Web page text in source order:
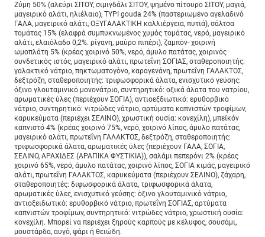
Ζύμη 50% (αλεύρι ΣΙΤΟΥ, σιμιγδάλι ΣΙΤΟΥ, ψημένο πίτουρο ΣΙΤΟΥ, μαγιά,
μαγειρικό αλάτι, ηλιέλαιο), ΤΥΡΙ gouda 24% (παστεριωμένο αγελαδινό
ΓΑΛΑ, μαγειρικό αλάτι, ΟΞΥΓΑΛΑΚΤΙΚΗ καλλιέργεια, πυτιά), σάλτσα
τομάτας 15% (ελαφρά συμπυκνωμένος χυμός τομάτας, νερό, μαγειρικό
αλάτι, ελαιόλαδο 0,2%. ρίγανη, μαύρο πιπέρι), ζαμπόν- χοιρινή
ωμοπλάτη 5% (κρέας χοιρινό 50%, νερό, άμυλο πατάτας, χοιρινός
συνδετικός ιστός, μαγειρικό αλάτι, πρωτεΐνη ΣΟΓΙΑΣ, σταθεροποιητής:
γαλακτικό νάτριο, πηκτωματογόνο, καραγενάνη, πρωτεΐνη ΓΑΛΑΚΤΟΣ,
δεξτρόζη, σταθεροποιητής: τριφωσφορικά άλατα, ενισχυτικό γεύσης:
όξινο γλουταμινικό μονονάτριο, συντηρητικό: οξικά άλατα του νατρίου,
αρωματικές ύλες (περιέχουν ΣΟΓΙΑ), αντιοεξδιωτικό: ερυθορβικό
νάτριο, συντηρητικό: νιτρώδες νάτριο, αρτύματα καπνιστών τροφίμων,
καρυκεύματα (περιέχει ΣΕΛΙΝΟ), χρωστική ουσία: κονεχίλη), μπεϊκόν
καπνιστό 4% (κρέας χοιρινό 75%, νερό, χοιρινό λίπος, άμυλο πατάτας,
μαγειρικό αλάτι, πρωτεΐνη ΓΑΛΑΚΤΟΣ, δεξτρόζη, σταθεροποιητής:
τριφωσφορικά άλατα, αρωματικές ύλες (περιέχουν ΓΑΛΑ, ΣΟΓΙΑ,
ΣΕΛΙΝΟ, ΑΡΑΧΙΔΕΣ (ΑΡΑΠΙΚΑ ΦΥΣΤΙΚΙΑ)), σαλάμι πεπερόνι 2% (κρέας
χοιρινό 65%, νερό, άμυλο πατάτας, χοιρινό λίπος, ΣΟΓΙΑ κιμάς, μαγειρικό
αλάτι, πρωτεΐνη ΓΑΛΑΚΤΟΣ, καρυκεύματα (περιέχουν ΣΕΛΙΝΟ), ζάχαρη,
σταθεροποιητές: διφωσφορικά άλατα, τριφωσφορικά άλατα,
αρωματικές ύλες, ενισχυτικό γεύσης: όξινο γλουταμινικό νάτριο,
αντιοξειδωτικό: ερυθορβικό νάτριο, πρωτεΐνη ΣΟΓΙΑΣ, αρτύματα
καπνιστών τροφίμων, συντηρητικό: νιτρώδες νάτριο, χρωστική ουσία:
κονεχίλη. Μπορεί να περιέχει ξηρούς καρπούς με κέλυφος, σουσάμι,
μουστάρδα, αυγό, ψάρι ή θειώδη.